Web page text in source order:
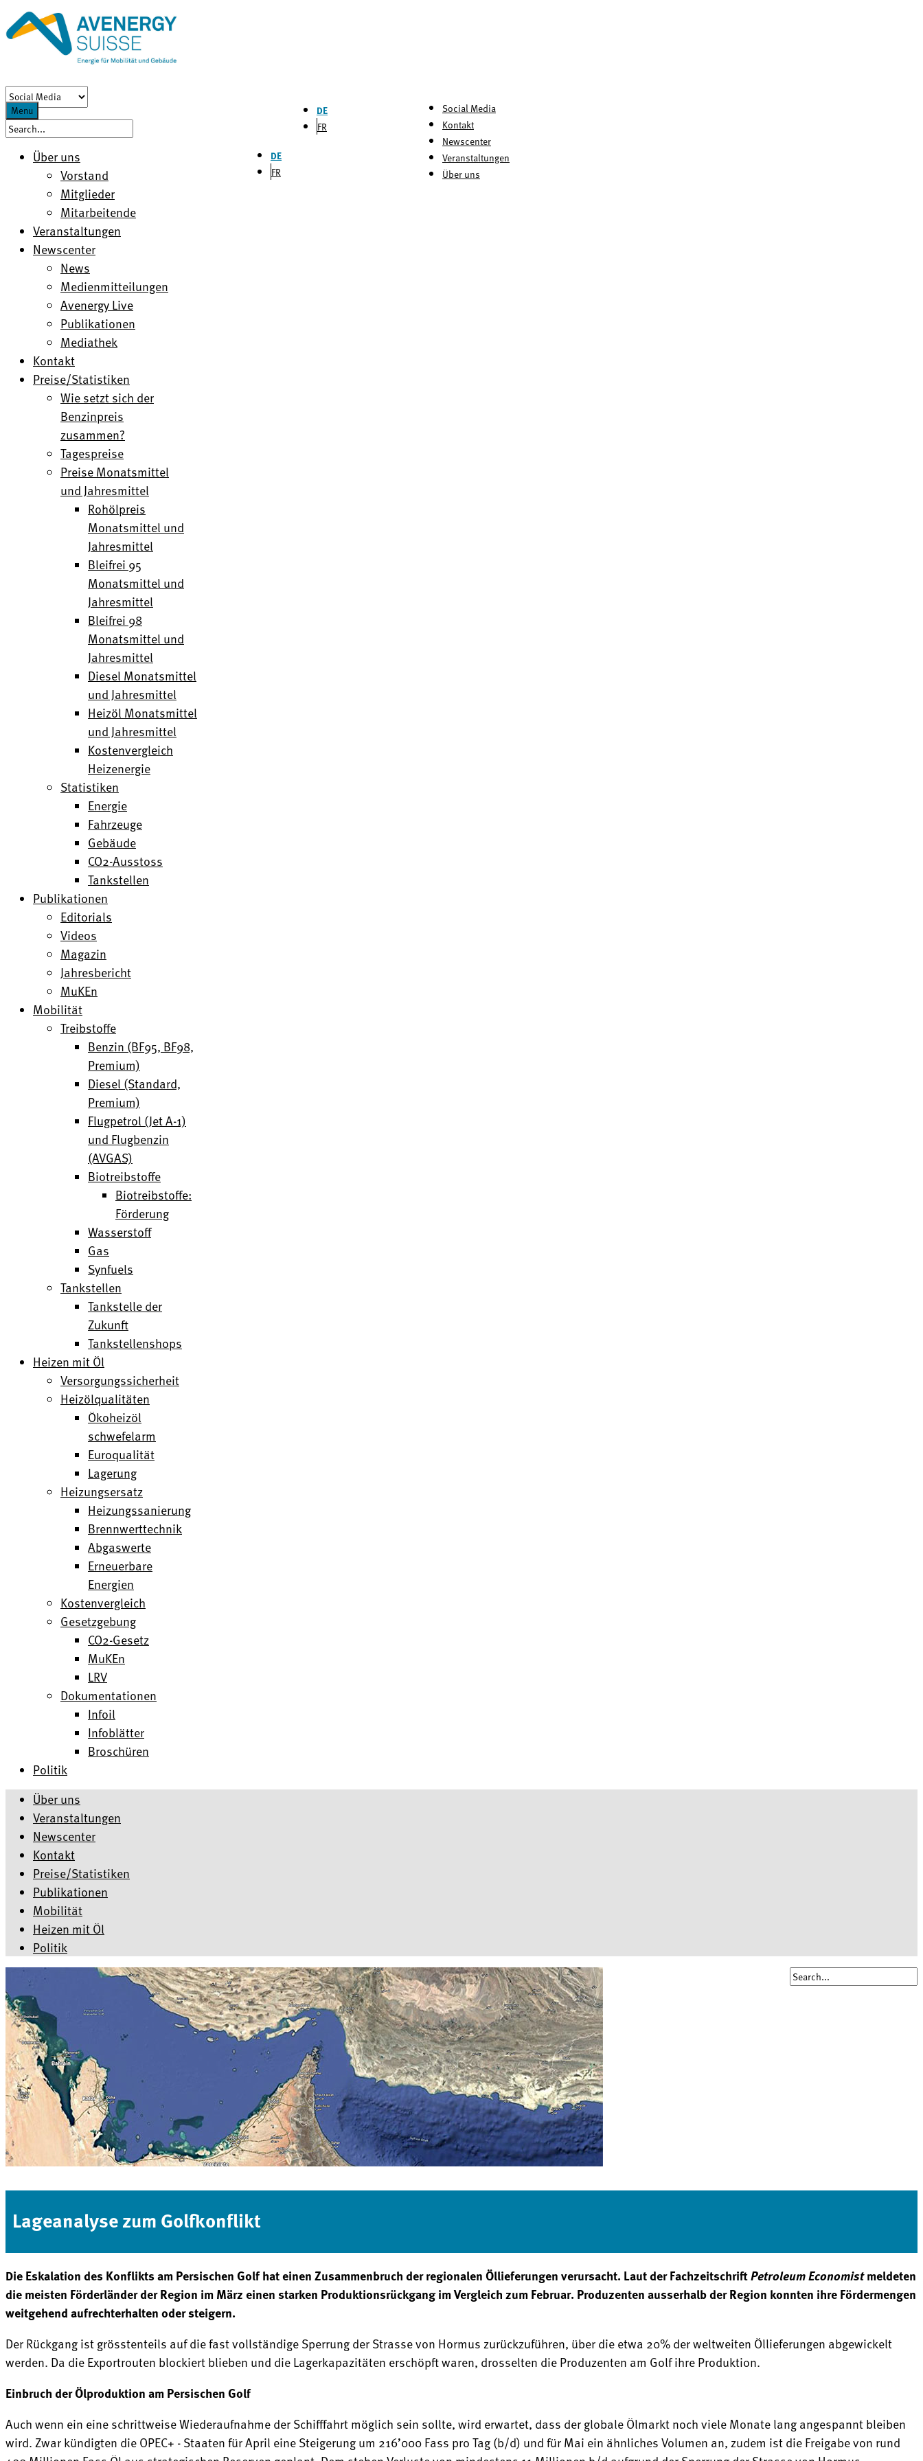
Social Media
Kontakt
Newscenter
Veranstaltungen
Über uns
DE
FR
Menu
DE
FR
Über uns
Vorstand
Mitglieder
Mitarbeitende
Veranstaltungen
Newscenter
News
Medienmitteilungen
Avenergy Live
Publikationen
Mediathek
Kontakt
Preise/Statistiken
Wie setzt sich der
Benzinpreis
zusammen?
Tagespreise
Preise Monatsmittel
und Jahresmittel
Rohölpreis
Monatsmittel und
Jahresmittel
Bleifrei 95
Monatsmittel und
Jahresmittel
Bleifrei 98
Monatsmittel und
Jahresmittel
Diesel Monatsmittel
und Jahresmittel
Heizöl Monatsmittel
und Jahresmittel
Kostenvergleich
Heizenergie
Statistiken
Energie
Fahrzeuge
Gebäude
CO2-Ausstoss
Tankstellen
Publikationen
Editorials
Videos
Magazin
Jahresbericht
MuKEn
Mobilität
Treibstoffe
Benzin (BF95, BF98,
Premium)
Diesel (Standard,
Premium)
Flugpetrol (Jet A-1)
und Flugbenzin
(AVGAS)
Biotreibstoffe
Biotreibstoffe:
Förderung
Wasserstoff
Gas
Synfuels
Tankstellen
Tankstelle der
Zukunft
Tankstellenshops
Heizen mit Öl
Versorgungssicherheit
Heizölqualitäten
Ökoheizöl
schwefelarm
Euroqualität
Lagerung
Heizungsersatz
Heizungssanierung
Brennwerttechnik
Abgaswerte
Erneuerbare
Energien
Kostenvergleich
Gesetzgebung
CO2-Gesetz
MuKEn
LRV
Dokumentationen
Infoil
Infoblätter
Broschüren
Politik
Über uns
Veranstaltungen
Newscenter
Kontakt
Preise/Statistiken
Publikationen
Mobilität
Heizen mit Öl
Politik
Lageanalyse zum Golfkonflikt
Die Eskalation des Konflikts am Persischen Golf hat einen Zusammenbruch der regionalen Öllieferungen verursacht. Laut der FachzeitschriftPetroleum Economistmeldeten
die meisten Förderländer der Region im März einen starken Produktionsrückgang im Vergleich zum Februar. Produzenten ausserhalb der Region konnten ihre Fördermengen
weitgehend aufrechterhalten oder steigern.
Der Rückgang ist grösstenteils auf die fast vollständige Sperrung der Strasse von Hormus zurückzuführen, über die etwa 20% der weltweiten Öllieferungen abgewickelt
werden. Da die Exportrouten blockiert blieben und die Lagerkapazitäten erschöpft waren, drosselten die Produzenten am Golf ihre Produktion.
Einbruch der Ölproduktion am Persischen Golf
Auch wenn ein eine schrittweise Wiederaufnahme der Schifffahrt möglich sein sollte, wird erwartet, dass der globale Ölmarkt noch viele Monate lang angespannt bleiben
wird. Zwar kündigten die OPEC+ - Staaten für April eine Steigerung um 216’000 Fass pro Tag (b/d) und für Mai ein ähnliches Volumen an, zudem ist die Freigabe von rund